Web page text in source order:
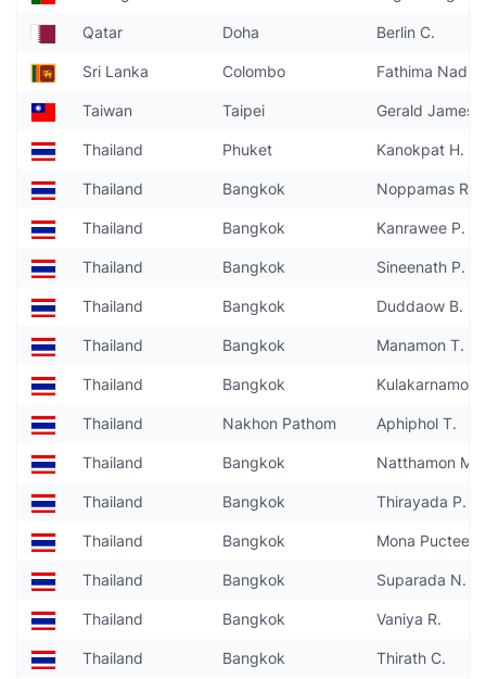
Qatar Doha Berlin C.
Sri Lanka Colombo Fathima
Taiwan Taipei Gerald James
Thailand Phuket Kanokpat H.
Thailand Bangkok Noppamas R.
Thailand Bangkok Kanrawee P.
Thailand Bangkok Sineenath P.
Thailand Bangkok Duddaow B.
Thailand Bangkok Manamon T.
Thailand Bangkok Kulakarnamon
Thailand Nakhon Pathom Aphiphol T.
Thailand Bangkok Natthamon M.
Thailand Bangkok Thirayada P.
Thailand Bangkok Mona
Thailand Bangkok Suparada N.
Thailand Bangkok Vaniya R.
Thailand Bangkok Thirath C.